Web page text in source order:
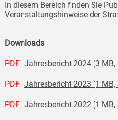
In diesem Bereich finden Sie
Veranstaltungshinweise der
Downloads
PDF Jahresbericht 2024 (3 MB,
PDF Jahresbericht 2023 (1 MB,
PDF Jahresbericht 2022 (1 MB,